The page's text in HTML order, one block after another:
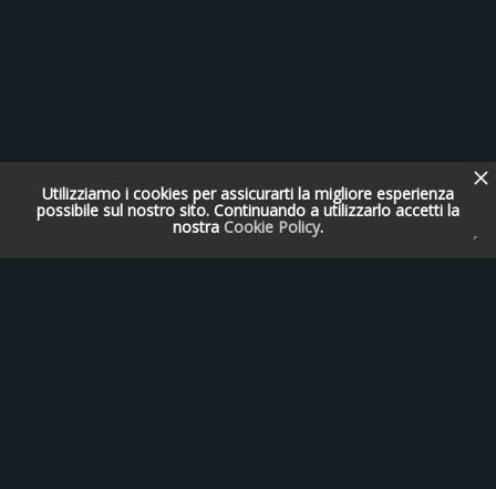
Utilizziamo i cookies per assicurarti la migliore esperienza
possibile sul nostro sito. Continuando a utilizzarlo accetti la
nostra Cookie Policy.